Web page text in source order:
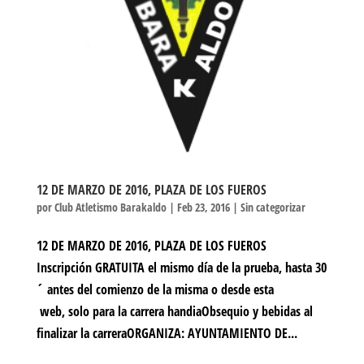
12 DE MARZO DE 2016, PLAZA DE LOS FUEROS
porClub Atletismo Barakaldo| Feb 23, 2016| Sin categorizar
12 DE MARZO DE 2016, PLAZA DE LOS FUEROS
Inscripción GRATUITA el mismo día de la prueba, hasta 30
´ antes del comienzo de la misma o desde esta
web, solo para la carrera handiaObsequio y bebidas al
finalizar la carreraORGANIZA: AYUNTAMIENTO DE...